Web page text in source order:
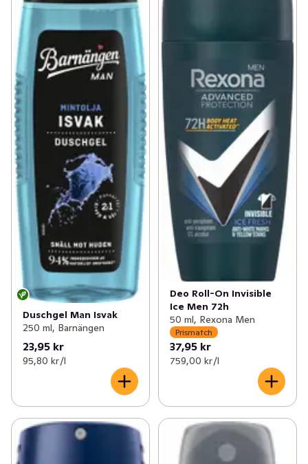
Duschgel Man Isvak
250 ml, Barnängen
23,95 kr
95,80 kr /l
Deo Roll-On Invisible
Ice Men 72h
50 ml, Rexona Men
Prismatch
37,95 kr
759,00 kr /l